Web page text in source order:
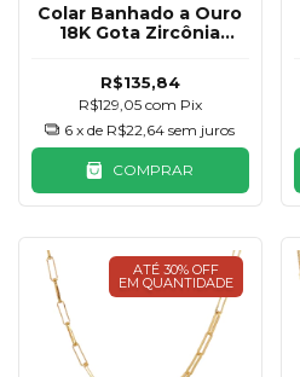
Colar Banhado a Ouro
18K Gota Zircônia
R$135,84
R$129,05 com Pix
6 x de R$22,64 sem juros
COMPRAR
ATÉ 30% OFF
EM QUANTIDADE